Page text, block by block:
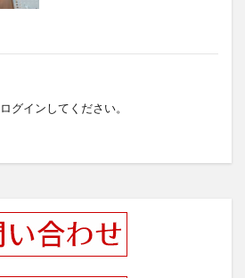
ログインしてください。